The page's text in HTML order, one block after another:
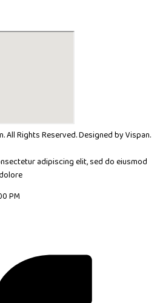
All Rights Reserved. Designed by Vispan.
adipiscing elit, sed do eiusmod
PM